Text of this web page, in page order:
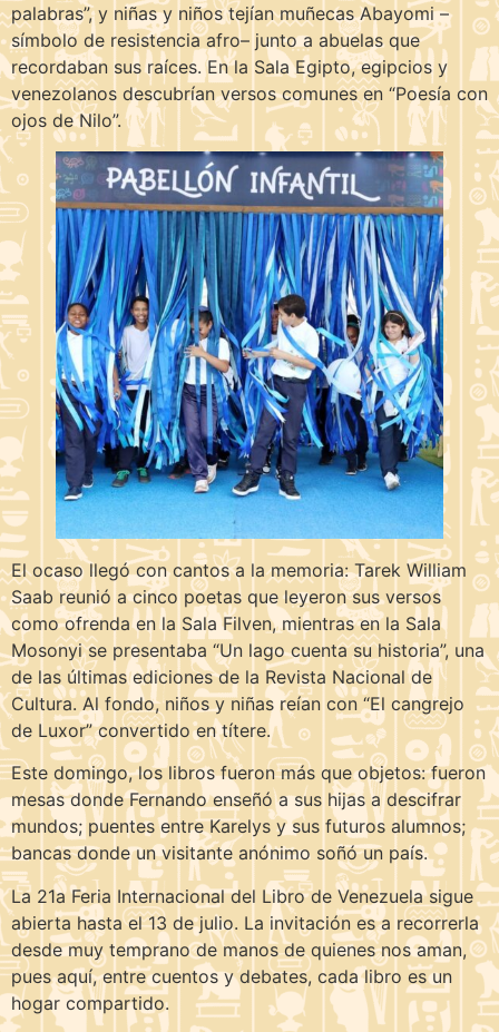
palabras”, y niñas y niños tejían muñecas Abayomi –
símbolo de resistencia afro– junto a abuelas que
recordaban sus raíces. En la Sala Egipto, egipcios y
venezolanos descubrían versos comunes en “Poesía con
ojos de Nilo”.
El ocaso llegó con cantos a la memoria: Tarek William
Saab reunió a cinco poetas que leyeron sus versos
como ofrenda en la Sala Filven, mientras en la Sala
Mosonyi se presentaba “Un lago cuenta su historia”, una
de las últimas ediciones de la Revista Nacional de
Cultura. Al fondo, niños y niñas reían con “El cangrejo
de Luxor” convertido en títere.
Este domingo, los libros fueron más que objetos: fueron
mesas donde Fernando enseñó a sus hijas a descifrar
mundos; puentes entre Karelys y sus futuros alumnos;
bancas donde un visitante anónimo soñó un país.
La 21a Feria Internacional del Libro de Venezuela sigue
abierta hasta el 13 de julio. La invitación es a recorrerla
desde muy temprano de manos de quienes nos aman,
pues aquí, entre cuentos y debates, cada libro es un
hogar compartido.